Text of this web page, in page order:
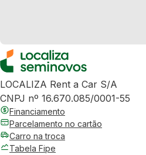
LOCALIZA Rent a Car S/A
CNPJ nº 16.670.085/0001-55
Financiamento
Parcelamento no cartão
Carro na troca
Tabela Fipe